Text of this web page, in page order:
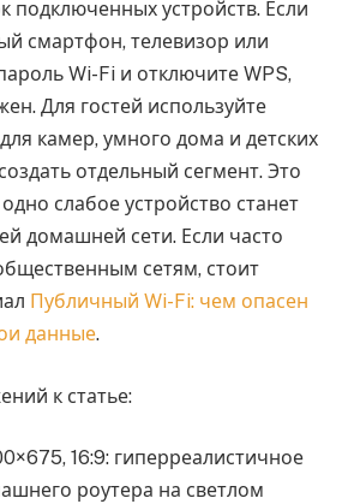
подключенных устройств. Если
смартфон, телевизор или
Wi-Fi и отключите WPS,
Для гостей используйте
камер, умного дома и детских
отдельный сегмент. Это
слабое устройство станет
домашней сети. Если часто
сетям, стоит
Публичный Wi-Fi: чем опасен
данные.
к статье:
16:9: гиперреалистичное
роутера на светлом